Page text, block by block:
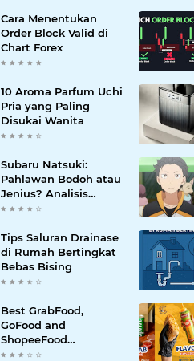
Cara Menentukan
Order Block Valid di
Chart Forex
10 Aroma Parfum Uchi
Pria yang Paling
Disukai Wanita
Subaru Natsuki:
Pahlawan Bodoh atau
Jenius? Analisis
Karakter Re:Zero
Tips Saluran Drainase
di Rumah Bertingkat
Bebas Bising
Best GrabFood,
GoFood and
ShopeeFood
Restaurants in Bali for